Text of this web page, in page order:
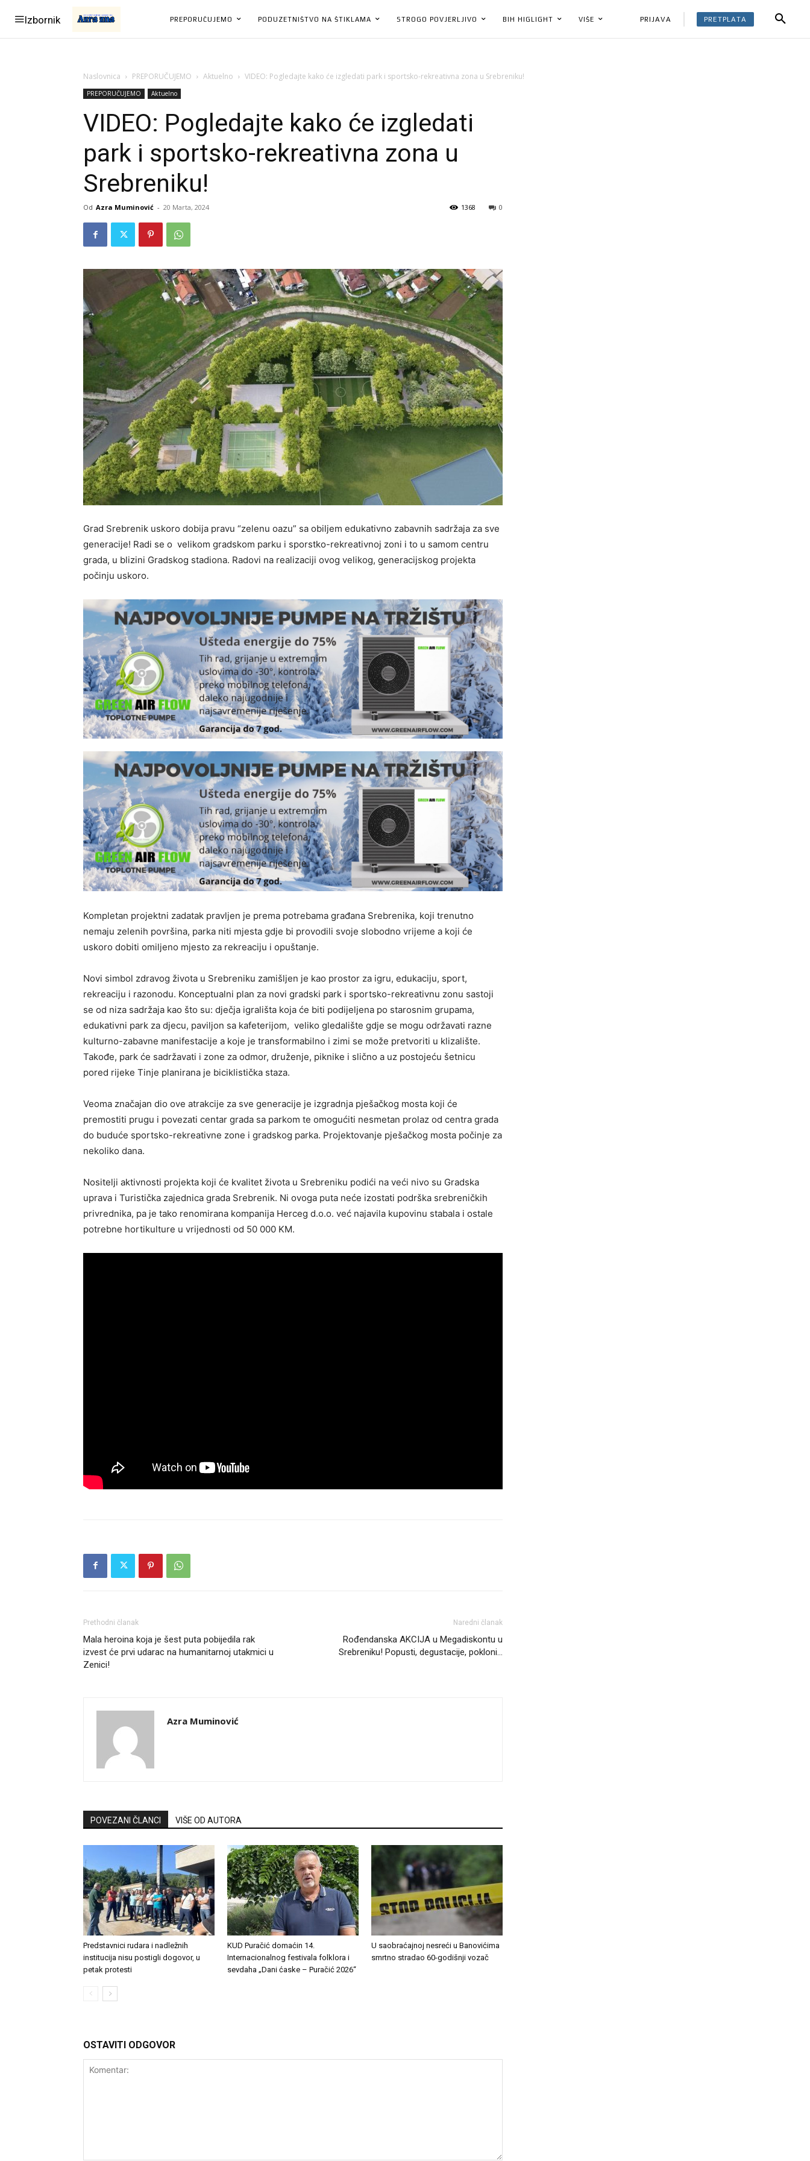
Izbornik PREPORUČUJEMO PODUZETNIŠTVO NA ŠTIKLAMA STROGO POVJERLJIVO BIH HIGLIGHT VIŠE PRIJAVA PRETPLATA
Naslovnica PREPORUČUJEMO Aktuelno VIDEO: Pogledajte kako će izgledati park i sportsko-rekreativna zona u Srebreniku!
PREPORUČUJEMO Aktuelno
VIDEO: Pogledajte kako će izgledati
park i sportsko-rekreativna zona u
Srebreniku!
Od Azra Muminović - 20 Marta, 2024 0
1368
Grad Srebrenik uskoro dobija pravu “zelenu oazu” sa obiljem edukativno zabavnih sadržaja za sve
generacije! Radi se o velikom gradskom parku i sporstko-rekreativnoj zoni i to u samom centru
grada, u blizini Gradskog stadiona. Radovi na realizaciji ovog velikog, generacijskog projekta
počinju uskoro.
Kompletan projektni zadatak pravljen je prema potrebama građana Srebrenika, koji trenutno
nemaju zelenih površina, parka niti mjesta gdje bi provodili svoje slobodno vrijeme a koji će
uskoro dobiti omiljeno mjesto za rekreaciju i opuštanje.
Novi simbol zdravog života u Srebreniku zamišljen je kao prostor za igru, edukaciju, sport,
rekreaciju i razonodu. Konceptualni plan za novi gradski park i sportsko-rekreativnu zonu sastoji
se od niza sadržaja kao što su: dječja igrališta koja će biti podijeljena po starosnim grupama,
edukativni park za djecu, paviljon sa kafeterijom, veliko gledalište gdje se mogu održavati razne
kulturno-zabavne manifestacije a koje je transformabilno i zimi se može pretvoriti u klizalište.
Takođe, park će sadržavati i zone za odmor, druženje, piknike i slično a uz postojeću šetnicu
pored rijeke Tinje planirana je biciklistička staza.
Veoma značajan dio ove atrakcije za sve generacije je izgradnja pješačkog mosta koji će
premostiti prugu i povezati centar grada sa parkom te omogućiti nesmetan prolaz od centra grada
do buduće sportsko-rekreativne zone i gradskog parka. Projektovanje pješačkog mosta počinje za
nekoliko dana.
Nositelji aktivnosti projekta koji će kvalitet života u Srebreniku podići na veći nivo su Gradska
uprava i Turistička zajednica grada Srebrenik. Ni ovoga puta neće izostati podrška srebreničkih
privrednika, pa je tako renomirana kompanija Herceg d.o.o. već najavila kupovinu stabala i ostale
potrebne hortikulture u vrijednosti od 50 000 KM.
Prethodni članak
Mala heroina koja je šest puta pobijedila rak
izvest će prvi udarac na humanitarnoj utakmici u
Zenici!
Naredni članak
Rođendanska AKCIJA u Megadiskontu u
Srebreniku! Popusti, degustacije, pokloni…
Azra Muminović
POVEZANI ČLANCI VIŠE OD AUTORA
Predstavnici rudara i nadležnih
institucija nisu postigli dogovor, u
petak protesti
KUD Puračić domaćin 14.
Internacionalnog festivala folklora i
sevdaha „Dani ćaske – Puračić 2026“
U saobraćajnoj nesreći u Banovićima
smrtno stradao 60-godišnji vozač
OSTAVITI ODGOVOR